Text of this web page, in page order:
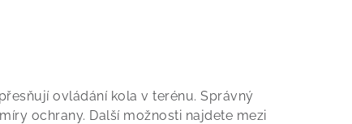
ovládání kola v terénu. Správný
ochrany. Další možnosti najdete mezi